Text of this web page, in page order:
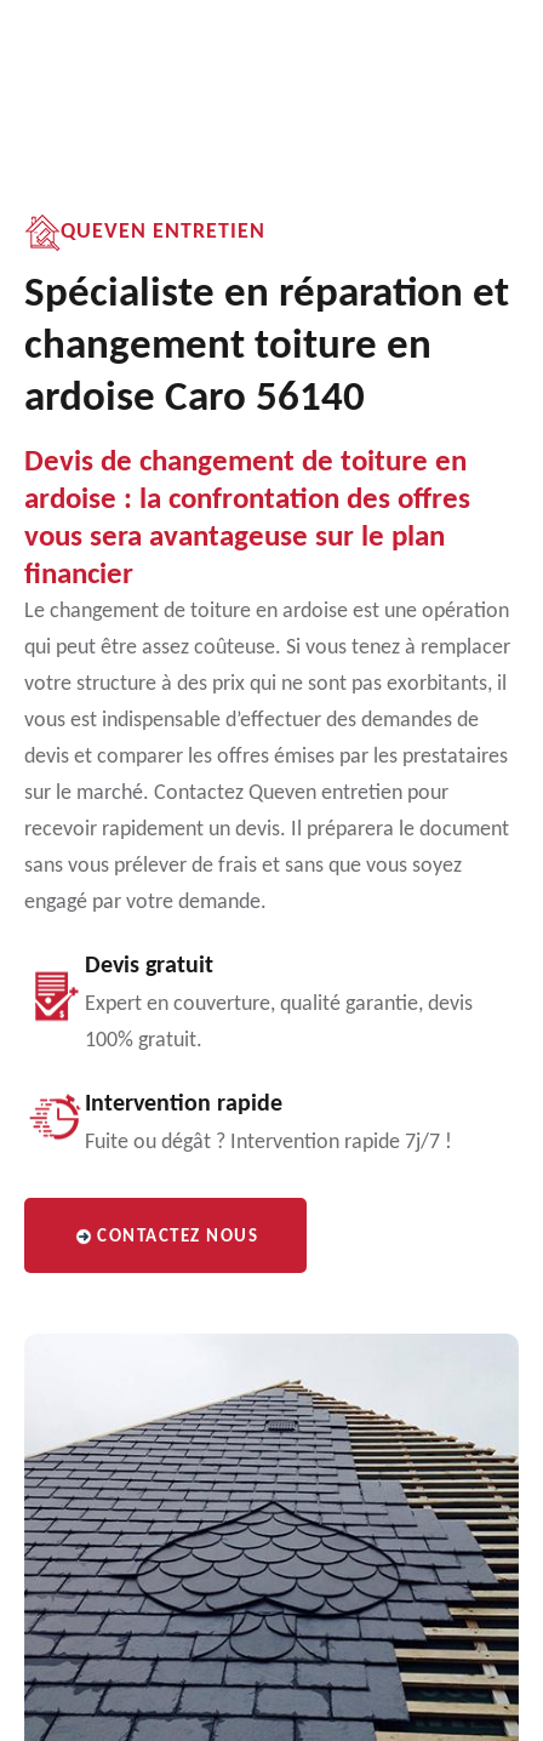
QUEVEN ENTRETIEN
Spécialiste en réparation et
changement toiture en
ardoise Caro 56140
Devis de changement de toiture en
ardoise : la confrontation des offres
vous sera avantageuse sur le plan
financier
Le changement de toiture en ardoise est une opération
qui peut être assez coûteuse. Si vous tenez à remplacer
votre structure à des prix qui ne sont pas exorbitants, il
vous est indispensable d’effectuer des demandes de
devis et comparer les offres émises par les prestataires
sur le marché. Contactez Queven entretien pour
recevoir rapidement un devis. Il préparera le document
sans vous prélever de frais et sans que vous soyez
engagé par votre demande.
Devis gratuit
Expert en couverture, qualité garantie, devis
100% gratuit.
Intervention rapide
Fuite ou dégât ? Intervention rapide 7j/7 !
CONTACTEZ NOUS